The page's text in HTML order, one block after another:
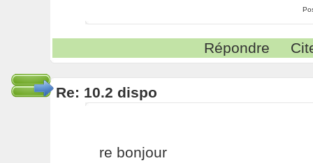
Répondre
Re: 10.2 dispo
re bonjour